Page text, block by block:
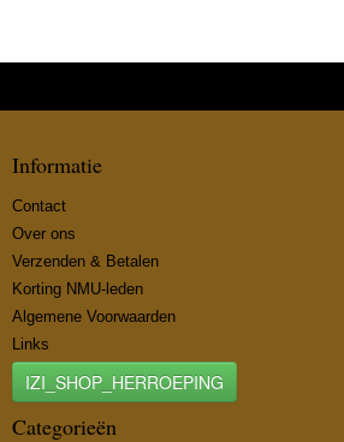
Informatie
Contact
Over ons
Verzenden & Betalen
Korting NMU-leden
Algemene Voorwaarden
Links
IZI_SHOP_HERROEPING
Categorieën